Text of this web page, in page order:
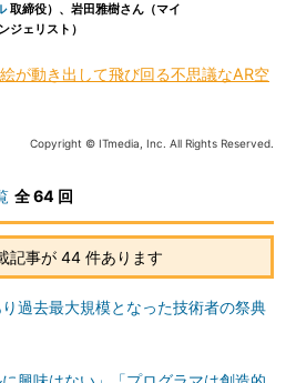
取締役）、岩田雅樹さん（マイ
ジェリスト）
が動き出して飛び回る不思議なAR空
Copyright © ITmedia, Inc. All Rights Reserved.
全 64 回
記事が 44 件あります
過去最大規模となった技術者の祭典